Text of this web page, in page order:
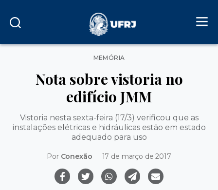
Categorias
MEMÓRIA
Nota sobre vistoria no
edifício JMM
Vistoria nesta sexta-feira (17/3) verificou que as
instalações elétricas e hidráulicas estão em estado
adequado para uso
Por Conexão 17 de março de 2017